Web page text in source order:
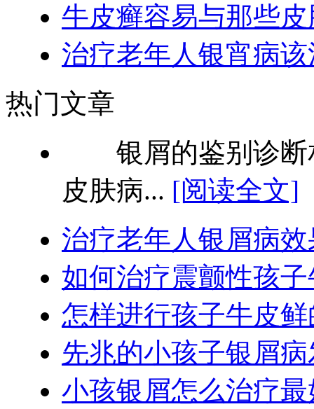
牛皮癣容易与那些
治疗老年人银宵病
热门文章
银屑的鉴别诊断
皮肤病... [阅读全文]
治疗老年人银屑病
如何治疗震颤性孩
怎样进行孩子牛皮
先兆的小孩子银屑
小孩银屑怎么治疗最